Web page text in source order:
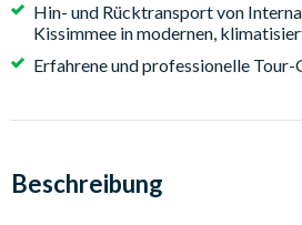
Hin- und Rücktransport von
Kissimmee in modernen,
Erfahrene und professionelle Tour-
Beschreibung